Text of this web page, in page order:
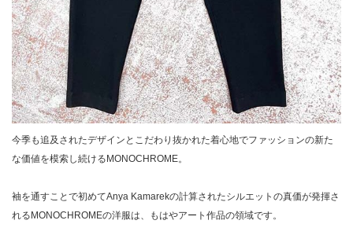
今季も追及されたデザインとこだわり抜かれた着心地でファッションの新た
な価値を模索し続けるMONOCHROME。
袖を通すことで初めてAnya Kamarekの計算されたシルエットの真価が発揮さ
れるMONOCHROMEの洋服は、もはやアート作品の領域です。